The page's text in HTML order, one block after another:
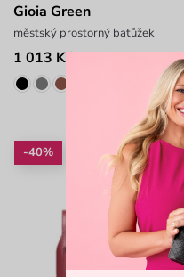
Gioia Green
městský prostorný batůžek
1 013 Kč
-40%